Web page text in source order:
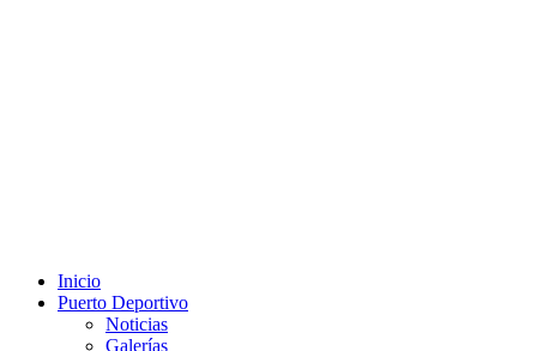
Inicio
Puerto Deportivo
Noticias
Galerías